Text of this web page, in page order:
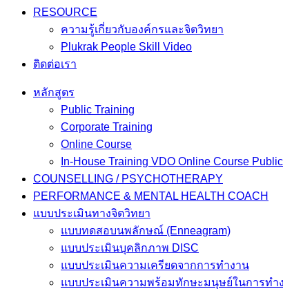
RESOURCE
ความรู้เกี่ยวกับองค์กรและจิตวิทยา
Plukrak People Skill Video
ติดต่อเรา
หลักสูตร
Public Training
Corporate Training
Online Course
In-House Training VDO Online Course
COUNSELLING / PSYCHOTHERAPY
PERFORMANCE & MENTAL HEALTH COACH
แบบประเมินทางจิตวิทยา
แบบทดสอบนพลักษณ์ (Enneagram)
แบบประเมินบุคลิกภาพ DISC
แบบประเมินความเครียดจากการทำงาน
แบบประเมินความพร้อมทักษะมนุษย์ในการทำ